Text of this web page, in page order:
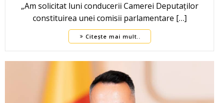
„Am solicitat luni conducerii Camerei Deputaților
constituirea unei comisii parlamentare […]
Citește mai mult..